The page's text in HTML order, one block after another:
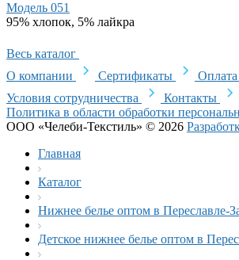
Модель 051
95% хлопок, 5% лайкра
Весь каталог
О компании
Сертификаты
Оплата
Условия сотрудничества
Контакты
Политика в области обработки
ООО «Челеби-Текстиль» © 2026
Главная
Каталог
Нижнее белье оптом в Переславле-
Детское нижнее белье оптом в